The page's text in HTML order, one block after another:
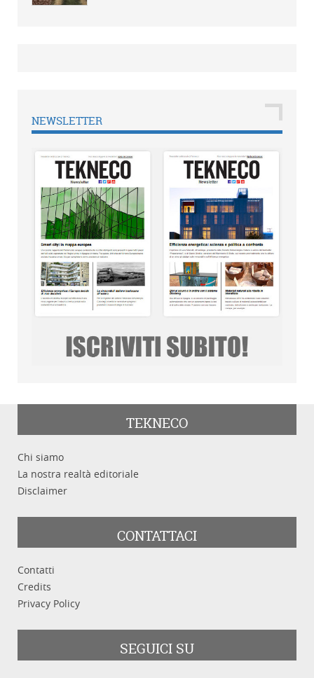
NEWSLETTER
TEKNECO
Chi siamo
La nostra realtà editoriale
Disclaimer
CONTATTACI
Contatti
Credits
Privacy Policy
SEGUICI SU